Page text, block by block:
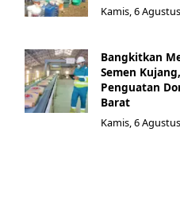
Kamis, 6
Bangkitkan
Semen
Penguatan
Barat
Kamis, 6